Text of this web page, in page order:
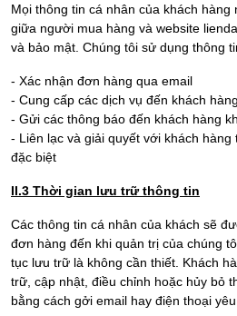
Mọi thông tin cá nhân của khách
giữa người mua hàng và website
và bảo mật. Chúng tôi sử dụng thông
- Xác nhận đơn hàng qua email
- Cung cấp các dịch vụ đến khách hàng
- Gửi các thông báo đến khách hàng
- Liên lạc và giải quyết với khách
đặc biệt
II.3 Thời gian lưu trữ thông tin
Các thông tin cá nhân của khách sẽ
đơn hàng đến khi quản trị của chúng
tục lưu trữ là không cần thiết. Khách
trữ, cập nhật, điều chỉnh hoặc hủy bỏ
bằng cách gởi email hay điện thoại